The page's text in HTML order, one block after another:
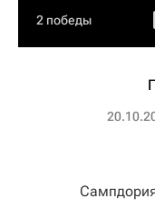
2 победы